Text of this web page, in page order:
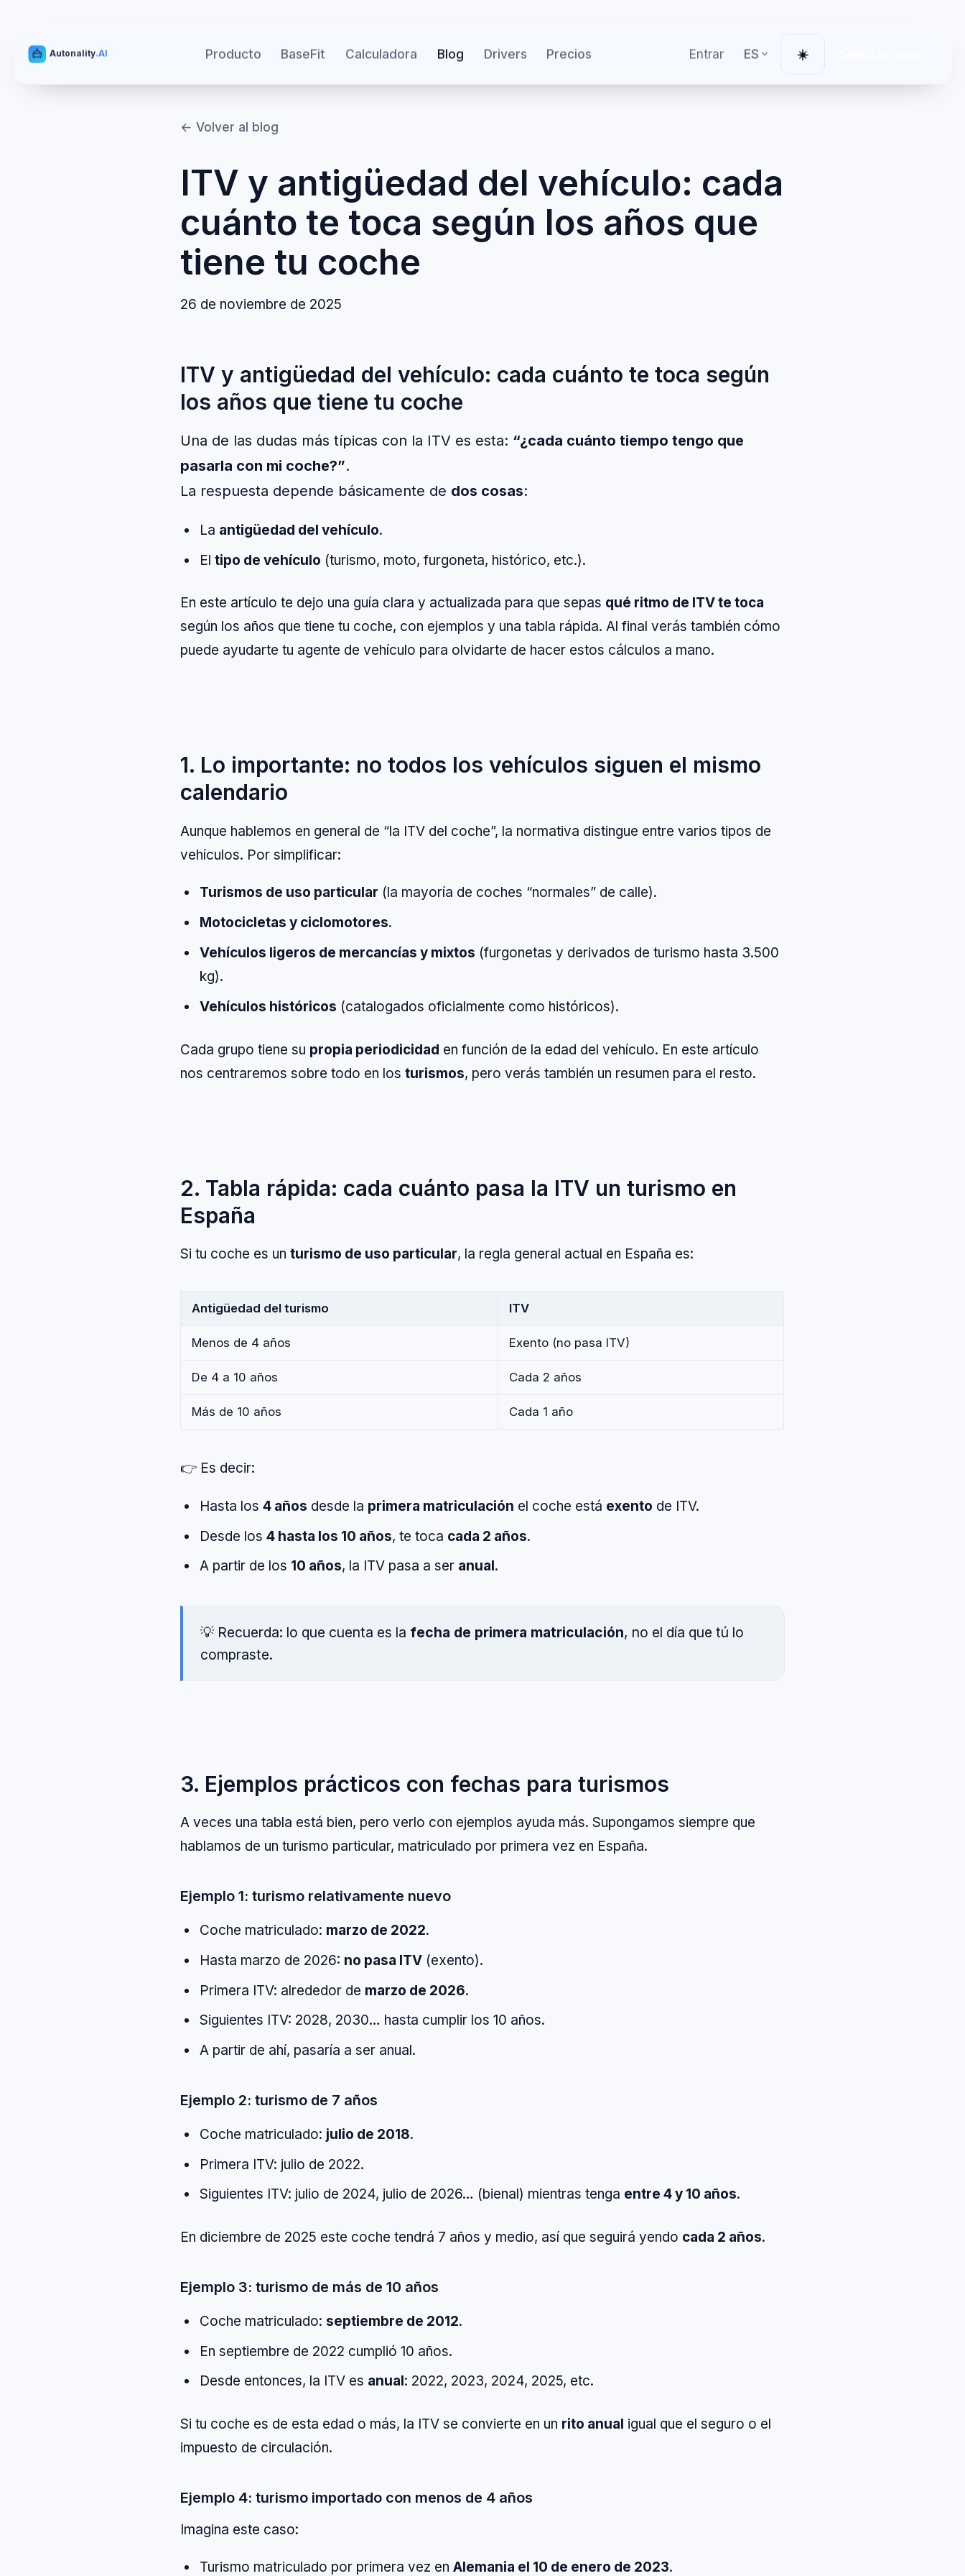
Autonality.AI Producto BaseFit Calculadora Blog Drivers Precios Entrar ES
Cambiar tema
☀️
← Volver al blog
ITV y antigüedad del vehículo: cada
cuánto te toca según los años que
tiene tu coche
26 de noviembre de 2025
ITV y antigüedad del vehículo: cada cuánto te toca según
los años que tiene tu coche
Una de las dudas más típicas con la ITV es esta: “¿cada cuánto tiempo tengo que
pasarla con mi coche?”.
La respuesta depende básicamente de dos cosas:
La antigüedad del vehículo.
Eltipo de vehículo (turismo, moto, furgoneta, histórico, etc.).
En este artículo te dejo una guía clara y actualizada para que sepas qué ritmo de ITV te toca
según los años que tiene tu coche, con ejemplos y una tabla rápida. Al final verás también cómo
puede ayudarte tu agente de vehículo para olvidarte de hacer estos cálculos a mano.
1. Lo importante: no todos los vehículos siguen el mismo
calendario
Aunque hablemos en general de “la ITV del coche”, la normativa distingue entre varios tipos de
vehículos. Por simplificar:
Turismos de uso particular (la mayoría de coches “normales” de calle).
Motocicletas y ciclomotores.
Vehículos ligeros de mercancías y mixtos (furgonetas y derivados de turismo hasta 3.500
kg).
Vehículos históricos (catalogados oficialmente como históricos).
Cada grupo tiene su propia periodicidad en función de la edad del vehículo. En este artículo
nos centraremos sobre todo en losturismos, pero verás también un resumen para el resto.
2. Tabla rápida: cada cuánto pasa la ITV un turismo en
España
Si tu coche es unturismo de uso particular, la regla general actual en España es:
Antigüedad del turismo ITV
Menos de 4 años Exento (no pasa ITV)
De 4 a 10 años Cada 2 años
Más de 10 años Cada 1 año
👉 Es decir:
Hasta los4 años desde la primera matriculación el coche está exento de ITV.
Desde los4 hasta los 10 años, te toca cada 2 años.
A partir de los 10 años, la ITV pasa a ser anual.
💡 Recuerda: lo que cuenta es la fecha de primera matriculación, no el día que tú lo
compraste.
3. Ejemplos prácticos con fechas para turismos
A veces una tabla está bien, pero verlo con ejemplos ayuda más. Supongamos siempre que
hablamos de un turismo particular, matriculado por primera vez en España.
Ejemplo 1: turismo relativamente nuevo
Coche matriculado: marzo de 2022.
Hasta marzo de 2026: no pasa ITV (exento).
Primera ITV: alrededor de marzo de 2026.
Siguientes ITV: 2028, 2030… hasta cumplir los 10 años.
A partir de ahí, pasaría a ser anual.
Ejemplo 2: turismo de 7 años
Coche matriculado: julio de 2018.
Primera ITV: julio de 2022.
Siguientes ITV: julio de 2024, julio de 2026… (bienal) mientras tenga entre 4 y 10 años.
En diciembre de 2025 este coche tendrá 7 años y medio, así que seguirá yendo cada 2 años.
Ejemplo 3: turismo de más de 10 años
Coche matriculado: septiembre de 2012.
En septiembre de 2022 cumplió 10 años.
Desde entonces, la ITV es anual: 2022, 2023, 2024, 2025, etc.
Si tu coche es de esta edad o más, la ITV se convierte en un rito anual igual que el seguro o el
impuesto de circulación.
Ejemplo 4: turismo importado con menos de 4 años
Imagina este caso:
Turismo matriculado por primera vez enAlemania el 10 de enero de 2023.